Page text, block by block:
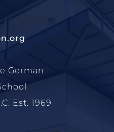
German
Est. 1969